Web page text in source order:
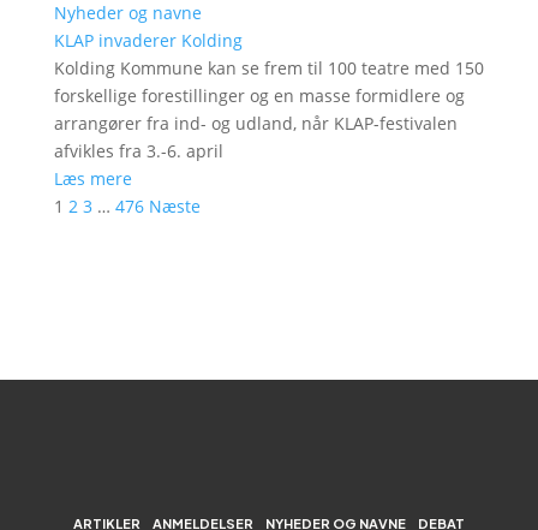
Nyheder og navne
KLAP invaderer Kolding
Kolding Kommune kan se frem til 100 teatre med 150
forskellige forestillinger og en masse formidlere og
arrangører fra ind- og udland, når KLAP-festivalen
afvikles fra 3.-6. april
Læs mere
1 2 3 … 476 Næste
ARTIKLER ANMELDELSER NYHEDER OG NAVNE DEBAT